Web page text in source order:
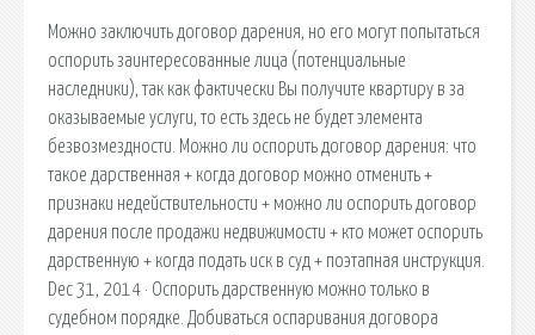
Можно заключить договор дарения, но его могут попытаться
оспорить заинтересованные лица (потенциальные
наследники), так как фактически Вы получите квартиру в за
оказываемые услуги, то есть здесь не будет элемента
безвозмездности. Можно ли оспорить договор дарения: что
такое дарственная + когда договор можно отменить +
признаки недействительности + можно ли оспорить договор
дарения после продажи недвижимости + кто может оспорить
дарственную + когда подать иск в суд + поэтапная инструкция.
Dec 31, 2014 · Оспорить дарственную можно только в
судебном порядке. Добиваться оспаривания договора